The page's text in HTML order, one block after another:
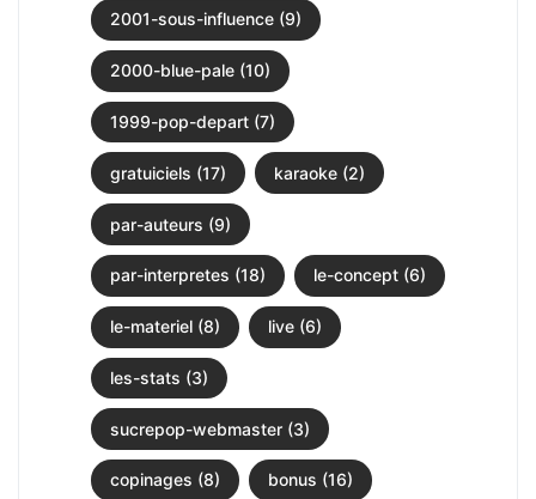
2001-sous-influence (9)
2000-blue-pale (10)
1999-pop-depart (7)
gratuiciels (17) karaoke (2)
par-auteurs (9)
par-interpretes (18) le-concept (6)
le-materiel (8) live (6)
les-stats (3)
sucrepop-webmaster (3)
copinages (8) bonus (16)